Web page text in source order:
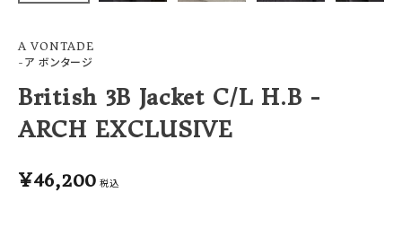
A VONTADE
-ア ボンタージ
British 3B Jacket C/L H.B -
ARCH EXCLUSIVE
¥46,200 税込